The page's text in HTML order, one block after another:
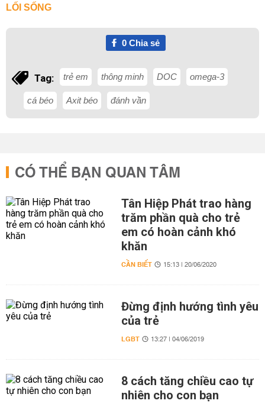
LỐI SỐNG
0Chia sẻ
Tag: trẻ em thông minh DOC omega-3
cá béo Axit béo đánh vần
CÓ THỂ BẠN QUAN TÂM
Tân Hiệp Phát trao hàng
trăm phần quà cho trẻ
em có hoàn cảnh khó
khăn
CẦN BIẾT 15:13 | 20/06/2020
Đừng định hướng tình yêu
của trẻ
LGBT 13:27 | 04/06/2019
8 cách tăng chiều cao tự
nhiên cho con bạn